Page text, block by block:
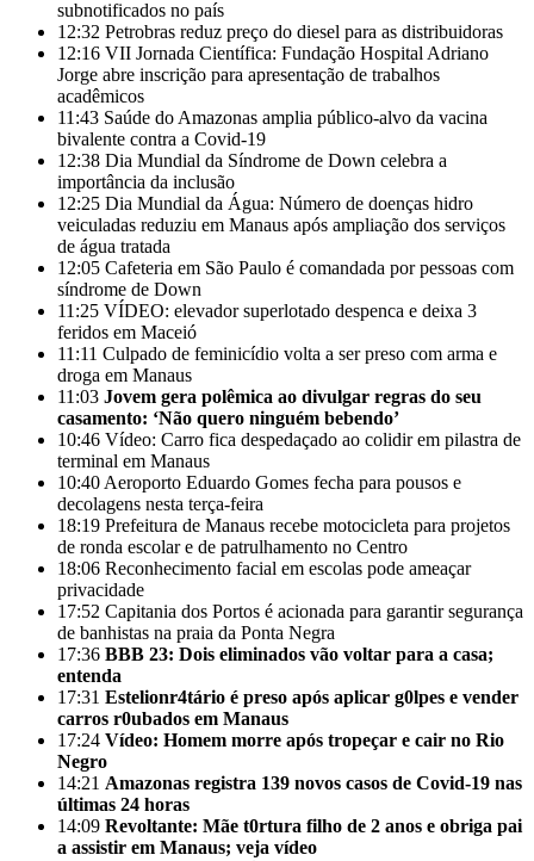
subnotificados no país
12:32 Petrobras reduz preço do diesel para as distribuidoras
12:16 VII Jornada Científica: Fundação Hospital Adriano
Jorge abre inscrição para apresentação de trabalhos
acadêmicos
11:43 Saúde do Amazonas amplia público-alvo da vacina
bivalente contra a Covid-19
12:38 Dia Mundial da Síndrome de Down celebra a
importância da inclusão
12:25 Dia Mundial da Água: Número de doenças hidro
veiculadas reduziu em Manaus após ampliação dos serviços
de água tratada
12:05 Cafeteria em São Paulo é comandada por pessoas com
síndrome de Down
11:25 VÍDEO: elevador superlotado despenca e deixa 3
feridos em Maceió
11:11 Culpado de feminicídio volta a ser preso com arma e
droga em Manaus
11:03 Jovem gera polêmica ao divulgar regras do seu
casamento: ‘Não quero ninguém bebendo’
10:46 Vídeo: Carro fica despedaçado ao colidir em pilastra de
terminal em Manaus
10:40 Aeroporto Eduardo Gomes fecha para pousos e
decolagens nesta terça-feira
18:19 Prefeitura de Manaus recebe motocicleta para projetos
de ronda escolar e de patrulhamento no Centro
18:06 Reconhecimento facial em escolas pode ameaçar
privacidade
17:52 Capitania dos Portos é acionada para garantir segurança
de banhistas na praia da Ponta Negra
17:36 BBB 23: Dois eliminados vão voltar para a casa;
entenda
17:31 Estelionr4tário é preso após aplicar g0lpes e vender
carros r0ubados em Manaus
17:24 Vídeo: Homem morre após tropeçar e cair no Rio
Negro
14:21 Amazonas registra 139 novos casos de Covid-19 nas
últimas 24 horas
14:09 Revoltante: Mãe t0rtura filho de 2 anos e obriga pai
a assistir em Manaus; veja vídeo